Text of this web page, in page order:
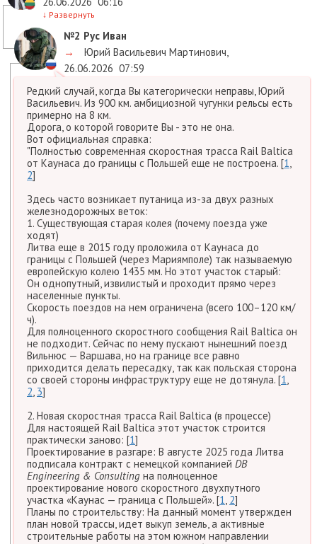
↓ Развернуть
№2 Рус Иван
→
Юрий Васильевич Мартинович
26.06.2026 07:59
Редкий случай, когда Вы категорически неправы, Юрий
Васильевич. Из 900 км. амбициозной чугунки рельсы есть
примерно на 8 км.
Дорога, о которой говорите Вы - это не она.
Вот официальная справка:
"Полностью современная скоростная трасса Rail Baltica
от Каунаса до границы с Польшей еще не построена. [1
2]
Здесь часто возникает путаница из-за двух разных
железнодорожных веток:
1. Существующая старая колея (почему поезда уже
ходят)
Литва еще в 2015 году проложила от Каунаса до
границы с Польшей (через Мариямполе) так называемую
европейскую колею 1435 мм. Но этот участок старый:
Он однопутный, извилистый и проходит прямо через
населенные пункты.
Скорость поездов на нем ограничена (всего 100–120 км/
ч).
Для полноценного скоростного сообщения Rail Baltica он
не подходит. Сейчас по нему пускают нынешний поезд
Вильнюс — Варшава, но на границе все равно
приходится делать пересадку, так как польская сторона
со своей стороны инфраструктуру еще не дотянула. [1
2 3]
2. Новая скоростная трасса Rail Baltica (в процессе)
Для настоящей Rail Baltica этот участок строится
практически заново: [1]
Проектирование в разгаре: В августе 2025 года Литва
подписала контракт с немецкой компанией DB
Engineering & Consulting на полноценное
проектирование нового скоростного двухпутного
участка «Каунас — граница с Польшей». [1 2]
Планы по строительству: На данный момент утвержден
план новой трассы, идет выкуп земель, а активные
строительные работы на этом южном направлении